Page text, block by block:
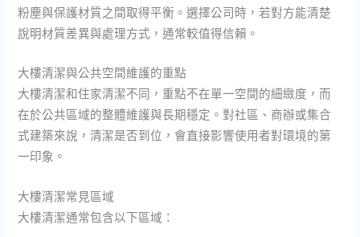
粉塵與保護材質之間取得平衡。選擇公司時，若對方能清楚
說明材質差異與處理方式，通常較值得信賴。
大樓清潔與公共空間維護的重點
大樓清潔和住家清潔不同，重點不在單一空間的細緻度，而
在於公共區域的整體維護與長期穩定。對社區、商辦或集合
式建築來說，清潔是否到位，會直接影響使用者對環境的第
一印象。
大樓清潔常見區域
大樓清潔通常包含以下區域：